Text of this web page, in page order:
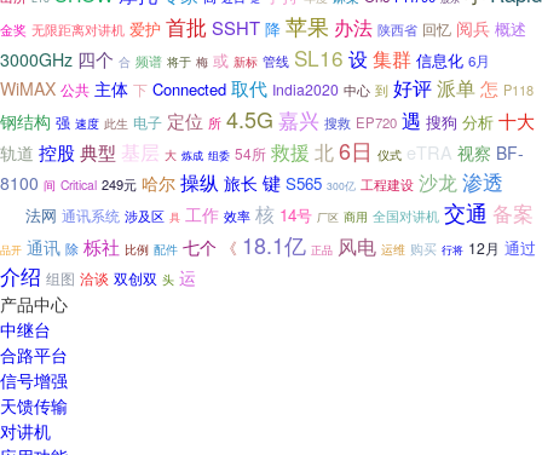
金奖 无限距离对讲机 爱护 首批SSHT 降 苹果 办法 陕西省 回忆 阅兵 概述
3000GHz 四个 合 频谱 将于 梅 或 新标 管线 SL16 设集群 信息化 6月
WiMAX 公共 主体 下 Connected 取代 India2020 中心 到 好评派单怎 P118
钢结构 强 速度 此生 电子 定位 所 4.5G 嘉兴 搜救 EP720 遇 搜狗 分析 十大
轨道 控股典型 基层 大 炼成 组委 54所 救援 北6日 仪式 eTRA 视察 BF-
8100 间 Critical 249元 哈尔 操纵 旅长 键 S565 300亿 工程建设 沙龙渗透
法网 通讯系统 涉及区 具 工作 效率 核 14号 厂区 商用 全国对讲机 交通 备案
品开 通讯 除 栎社 比例 配件 七个 《 18.1亿 正品 风电 运维 购买 行将 12月 通过
介绍 组图 洽谈 双创双 头 运
产品中心
中继台
合路平台
信号增强
天馈传输
对讲机